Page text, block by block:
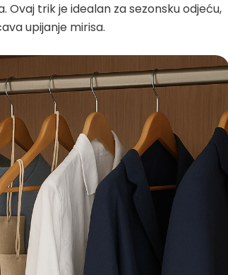
Ovaj trik je idealan za sezonsku odjeću,
upijanje mirisa.